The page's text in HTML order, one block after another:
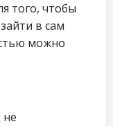
того, чтобы
в сам
можно
не